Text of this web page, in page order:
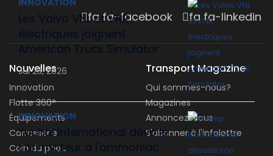
INNOVATION
Les Volvo VNL et VNR
électriques joignent
American Truck Simulator
Jul 23, 2026
INNOVATION
Yuchai International dévoile
son moteur à l'ammoniac
fa fa-facebook fa fa-linkedin
Nouvelles
Innovation
Flotte 360°
Équipements
Carrosserie
Coin du pneu
Transport Magazine
Qui sommes-nous?
Magazines
Annoncez-vous
S'abonner à l'infolettre